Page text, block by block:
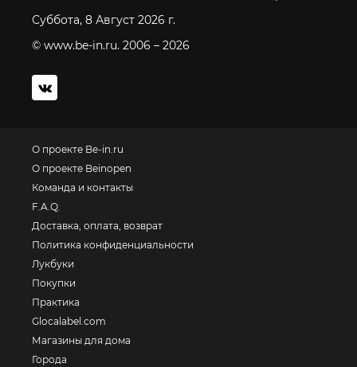
Суббота, 8 Август 2026 г.
© www.be-in.ru. 2006 – 2026
О проекте Be-in.ru
О проекте Beinopen
Команда и контакты
F.A.Q.
Доставка, оплата, возврат
Политика конфиденциальности
Лукбуки
Покупки
Практика
Glocalabel.com
Магазины для дома
Города